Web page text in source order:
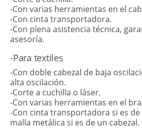
-Con varias herramientas en el
-Con cinta transportadora.
-Con plena asistencia técnica,
asesoría.
-Para textiles
-Con doble cabezal de baja
alta oscilación.
-Corte a cuchilla o láser.
-Con varias herramientas en el
-Con cinta transportadora si es de
malla metálica si es de un cabezal.